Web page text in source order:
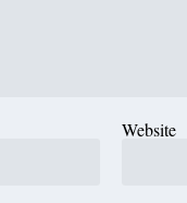
Website